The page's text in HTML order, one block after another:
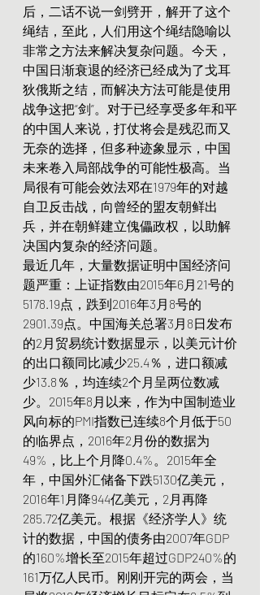
后，二话不说一剑劈开，解开了这个
绳结，至此，人们用这个绳结隐喻以
非常之方法来解决复杂问题。今天，
中国日渐衰退的经济已经成为了戈耳
狄俄斯之结，而解决方法可能是使用
战争这把“剑”。对于已经享受多年和平
的中国人来说，打仗将会是残忍而又
无奈的选择，但多种迹象显示，中国
未来卷入局部战争的可能性极高。当
局很有可能会效法邓在1979年的对越
自卫反击战，向曾经的盟友朝鲜出
兵，并在朝鲜建立傀儡政权，以助解
决国内复杂的经济问题。
最近几年，大量数据证明中国经济问
题严重：上证指数由2015年6月21号的
5178.19点，跌到2016年3月8号的
2901.39点。中国海关总署3月8日发布
的2月贸易统计数据显示，以美元计价
的出口额同比减少25.4％，进口额减
少13.8％，均连续2个月呈两位数减
少。2015年8月以来，作为中国制造业
风向标的PMI指数已连续8个月低于50
的临界点，2016年2月份的数据为
49%，比上个月降0.4%。2015年全
年，中国外汇储备下跌5130亿美元，
2016年1月降944亿美元，2月再降
285.72亿美元。根据《经济学人》统
计的数据，中国的债务由2007年GDP
的160%增长至2015年超过GDP240%的
161万亿人民币。刚刚开完的两会，当